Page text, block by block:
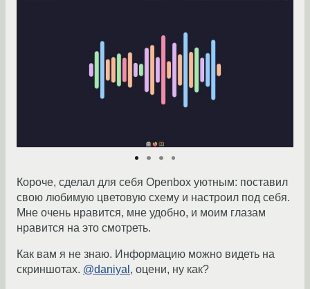
Короче, сделал для себя Openbox уютным: поставил
свою любимую цветовую схему и настроил под себя.
Мне очень нравится, мне удобно, и моим глазам
нравится на это смотреть.
Как вам я не знаю. Информацию можно видеть на
скриншотах. @daniyal , оцени, ну как?